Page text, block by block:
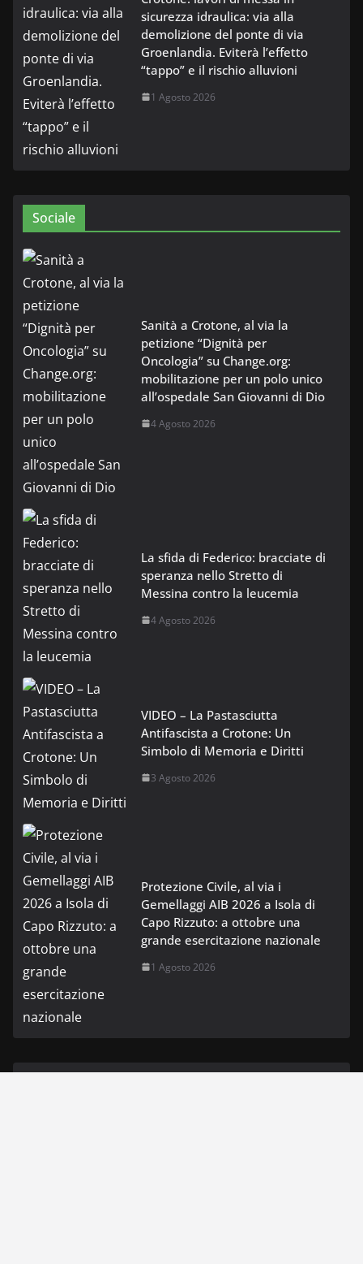
sicurezza idraulica: via alla
demolizione del ponte di via
Groenlandia. Eviterà l’effetto
“tappo” e il rischio alluvioni
1 Agosto 2026
Sociale
Sanità a Crotone, al via la
petizione “Dignità per
Oncologia” su Change.org:
mobilitazione per un polo unico
all’ospedale San Giovanni di Dio
4 Agosto 2026
La sfida di Federico: bracciate di
speranza nello Stretto di
Messina contro la leucemia
4 Agosto 2026
VIDEO – La Pastasciutta
Antifascista a Crotone: Un
Simbolo di Memoria e Diritti
3 Agosto 2026
Protezione Civile, al via i
Gemellaggi AIB 2026 a Isola di
Capo Rizzuto: a ottobre una
grande esercitazione nazionale
1 Agosto 2026